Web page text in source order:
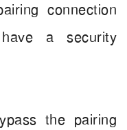
connection
a security
the pairing